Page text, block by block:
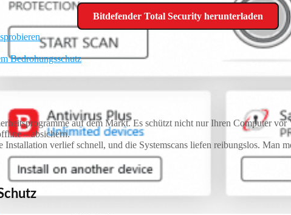
Bitdefender Total Security herunterladen
Bedrohungsschutz
auf dem Markt. Es schützt nicht nur Ihren Computer
– absichern.
verlief schnell, und die Systemscans liefen reibungslos. Man